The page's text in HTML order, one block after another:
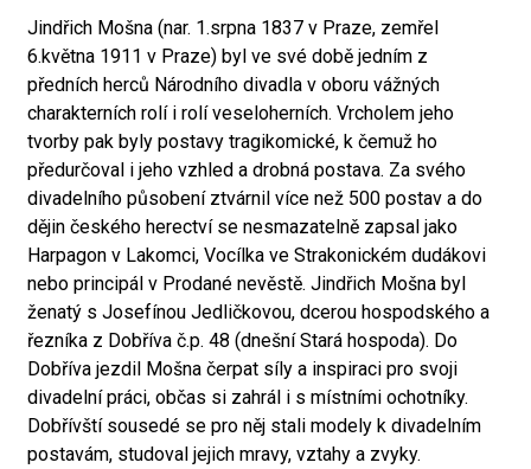
Jindřich Mošna (nar. 1.srpna 1837 v Praze, zemřel
6.května 1911 v Praze) byl ve své době jedním z
předních herců Národního divadla v oboru vážných
charakterních rolí i rolí veseloherních. Vrcholem jeho
tvorby pak byly postavy tragikomické, k čemuž ho
předurčoval i jeho vzhled a drobná postava. Za svého
divadelního působení ztvárnil více než 500 postav a do
dějin českého herectví se nesmazatelně zapsal jako
Harpagon v Lakomci, Vocílka ve Strakonickém dudákovi
nebo principál v Prodané nevěstě. Jindřich Mošna byl
ženatý s Josefínou Jedličkovou, dcerou hospodského a
řezníka z Dobříva č.p. 48 (dnešní Stará hospoda). Do
Dobříva jezdil Mošna čerpat síly a inspiraci pro svoji
divadelní práci, občas si zahrál i s místními ochotníky.
Dobřívští sousedé se pro něj stali modely k divadelním
postavám, studoval jejich mravy, vztahy a zvyky.